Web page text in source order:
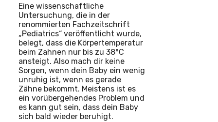
Eine wissenschaftliche
Untersuchung, die in der
renommierten Fachzeitschrift
„Pediatrics“ veröffentlicht wurde,
belegt, dass die Körpertemperatur
beim Zahnen nur bis zu 38°C
ansteigt. Also mach dir keine
Sorgen, wenn dein Baby ein wenig
unruhig ist, wenn es gerade
Zähne bekommt. Meistens ist es
ein vorübergehendes Problem und
es kann gut sein, dass dein Baby
sich bald wieder beruhigt.